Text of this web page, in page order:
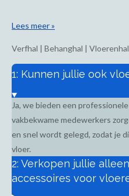
Lees meer »
Verfhal | Behanghal |
1: Kunnen jullie ook
Ja, we bieden een
vakbekwame medewerkers
en snel wordt gelegd, zodat je
vloer.
2: Verkopen jullie
accessoires voor